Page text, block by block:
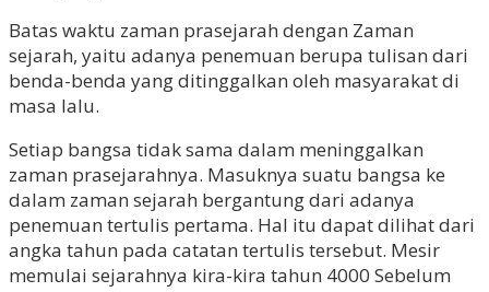
Batas waktu zaman prasejarah dengan Zaman
sejarah, yaitu adanya penemuan berupa tulisan dari
benda-benda yang ditinggalkan oleh masyarakat di
masa lalu.
Setiap bangsa tidak sama dalam meninggalkan
zaman prasejarahnya. Masuknya suatu bangsa ke
dalam zaman sejarah bergantung dari adanya
penemuan tertulis pertama. Hal itu dapat dilihat dari
angka tahun pada catatan tertulis tersebut. Mesir
memulai sejarahnya kira-kira tahun 4000 Sebelum